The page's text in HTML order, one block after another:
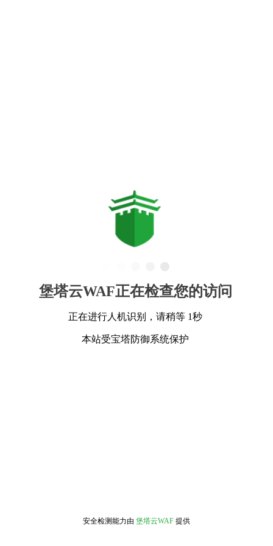
堡塔云WAF正在检查您的访问
正在进行人机识别，请稍等 1秒
本站受宝塔防御系统保护
安全检测能力由 堡塔云WAF 提供